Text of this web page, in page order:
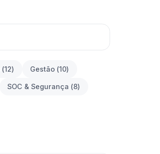
(12) Gestão (10)
SOC & Segurança (8)